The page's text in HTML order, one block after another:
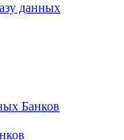
данных